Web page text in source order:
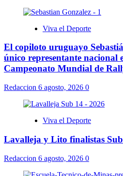
Viva el Deporte
El copiloto uruguayo
único representante nacional
Campeonato Mundial de
Redaccion 6 agosto, 2026 0
Viva el Deporte
Lavalleja y Lito finalistas
Redaccion 6 agosto, 2026 0